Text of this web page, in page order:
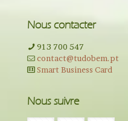
Nous contacter
913 700 547
contact@tudobem.pt
Smart Business Card
Nous suivre